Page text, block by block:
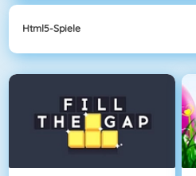
Html5-Spiele